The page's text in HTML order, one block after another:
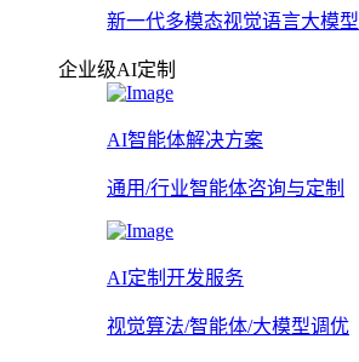
新一代多模态视觉语言大模型
企业级AI定制
AI智能体解决方案
通用/行业智能体咨询与定制
AI定制开发服务
视觉算法/智能体/大模型调优